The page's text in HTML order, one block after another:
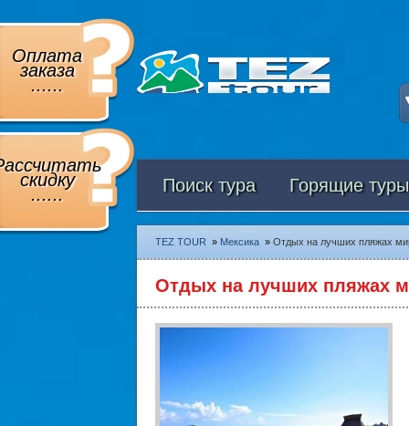
Оплата
заказа
......
скидку
...... Поиск тура Горящие туры
TEZ TOUR » Мексика » Отдых на лучших пляжах
Отдых на лучших пляжах